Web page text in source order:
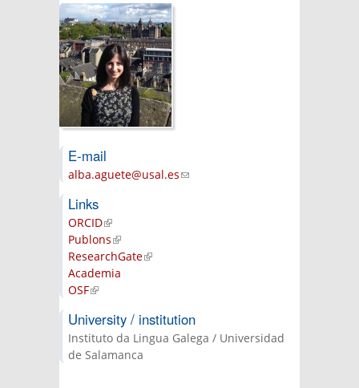
E-mail
alba.aguete@usal.es(link sends e-mail)
Links
ORCID(link is external)
Publons(link is external)
ResearchGate(link is external)
Academia
OSF(link is external)
University / institution
Instituto da Lingua Galega / Universidad
de Salamanca